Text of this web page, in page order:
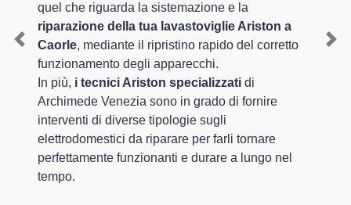
quel che riguarda la sistemazione e la
riparazione della tua lavastoviglie Ariston a
Caorle, mediante il ripristino rapido del corretto
funzionamento degli apparecchi.
In più, i tecnici Ariston specializzati di
Archimede Venezia sono in grado di fornire
interventi di diverse tipologie sugli
elettrodomestici da riparare per farli tornare
perfettamente funzionanti e durare a lungo nel
tempo.
Previous